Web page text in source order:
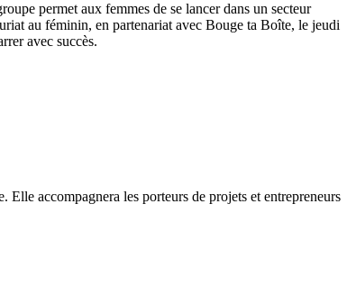
permet aux femmes de se lancer dans un secteur
au féminin, en partenariat avec Bouge ta Boîte, le jeudi
avec succès.
accompagnera les porteurs de projets et entrepreneurs